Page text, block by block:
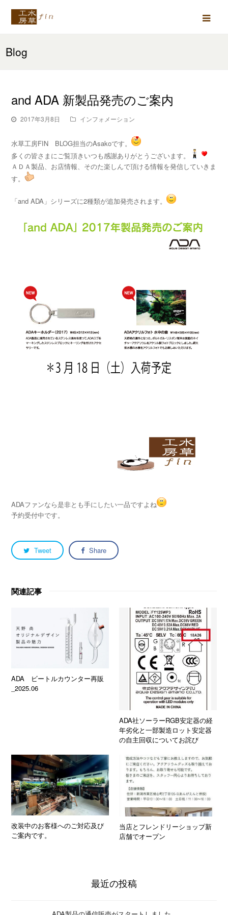
Blog
and ADA 新製品発売のご案内
2017年3月8日 インフォメーション
水草工房FIN BLOG担当のAsakoです。
多くの皆さまにご覧頂きいつも感謝ありがとうございます。
ＡＤＡ製品、お店情報、そのた楽しんで頂ける情報を発信していきま
す。
「and ADA」シリーズに2種類が追加発売されます。
ADAファンなら是非とも手にしたい一品ですよね
予約受付中です。
Tweet Share
関連記事
ADA ビートルカウンター再販
_2025.06
ADA社ソーラーRGB安定器の経
年劣化と一部製造ロット安定器
の自主回収についてお詫び
改装中のお客様へのご対応及び
ご案内です。
当店とフレンドリーショップ新
店舗でオープン
最近の投稿